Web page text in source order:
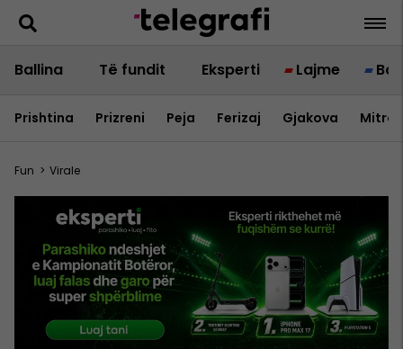
Ballina Të fundit Eksperti Lajme
Prishtina Prizreni Peja Ferizaj Gjakova
Fun > Virale